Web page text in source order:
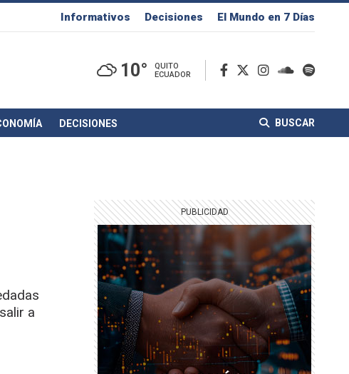
Informativos Decisiones El Mundo en 7 Días
10°
QUITO
ECUADOR
DECISIONES BUSCAR
a